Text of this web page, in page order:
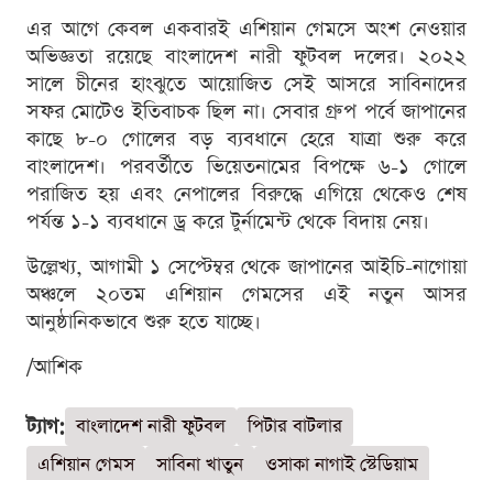
এর আগে কেবল একবারই এশিয়ান গেমসে অংশ নেওয়ার
অভিজ্ঞতা রয়েছে বাংলাদেশ নারী ফুটবল দলের। ২০২২
সালে চীনের হাংঝুতে আয়োজিত সেই আসরে সাবিনাদের
সফর মোটেও ইতিবাচক ছিল না। সেবার গ্রুপ পর্বে জাপানের
কাছে ৮-০ গোলের বড় ব্যবধানে হেরে যাত্রা শুরু করে
বাংলাদেশ। পরবর্তীতে ভিয়েতনামের বিপক্ষে ৬-১ গোলে
পরাজিত হয় এবং নেপালের বিরুদ্ধে এগিয়ে থেকেও শেষ
পর্যন্ত ১-১ ব্যবধানে ড্র করে টুর্নামেন্ট থেকে বিদায় নেয়।
উল্লেখ্য, আগামী ১ সেপ্টেম্বর থেকে জাপানের আইচি-নাগোয়া
অঞ্চলে ২০তম এশিয়ান গেমসের এই নতুন আসর
আনুষ্ঠানিকভাবে শুরু হতে যাচ্ছে।
/আশিক
ট্যাগ: বাংলাদেশ নারী ফুটবল
পিটার বাটলার
এশিয়ান গেমস
সাবিনা খাতুন ওসাকা নাগাই স্টেডিয়াম